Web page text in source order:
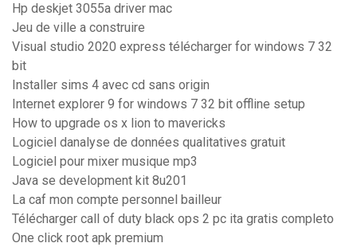
Hp deskjet 3055a driver mac
Jeu de ville a construire
Visual studio 2020 express télécharger for windows 7 32
bit
Installer sims 4 avec cd sans origin
Internet explorer 9 for windows 7 32 bit offline setup
How to upgrade os x lion to mavericks
Logiciel danalyse de données qualitatives gratuit
Logiciel pour mixer musique mp3
Java se development kit 8u201
La caf mon compte personnel bailleur
Télécharger call of duty black ops 2 pc ita gratis completo
One click root apk premium